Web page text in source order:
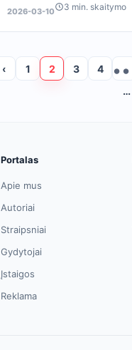
2026-03-10 3 min. skaitymo
‹ 1 2 3
4
…
Portalas
Apie mus
Autoriai
Straipsniai
Gydytojai
Įstaigos
Reklama